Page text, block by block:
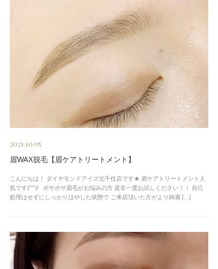
2021.10.05
眉WAX脱毛【眉ケアトリートメント】
こんにちは！ ダイヤモンドアイズ北千住店です★ 眉ケアトリートメント人
気です(^^)/ ボサボサ眉毛がお悩みの方 是非一度お試しください！！ 自己
処理はせずにしっかりはやした状態で ご来店頂いた方がより綺麗 […]